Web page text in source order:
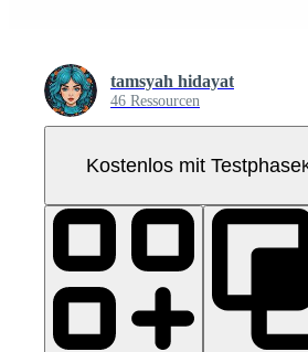
tamsyah hidayat
46 Ressourcen
Kostenlos mit Testphase